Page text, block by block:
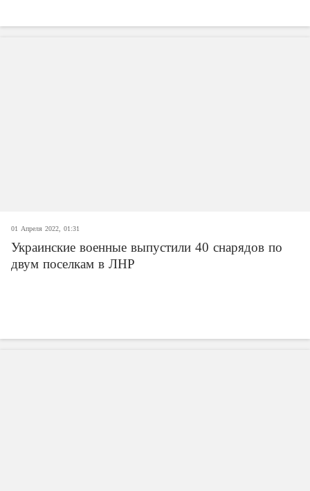
01 Апреля 2022, 01:31
Украинские военные выпустили 40 снарядов по
двум поселкам в ЛНР